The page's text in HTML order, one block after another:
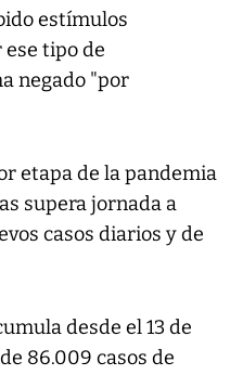
estímulos
tipo de
negado "por
etapa de la pandemia
supera jornada a
casos diarios y de
desde el 13 de
86.009 casos de